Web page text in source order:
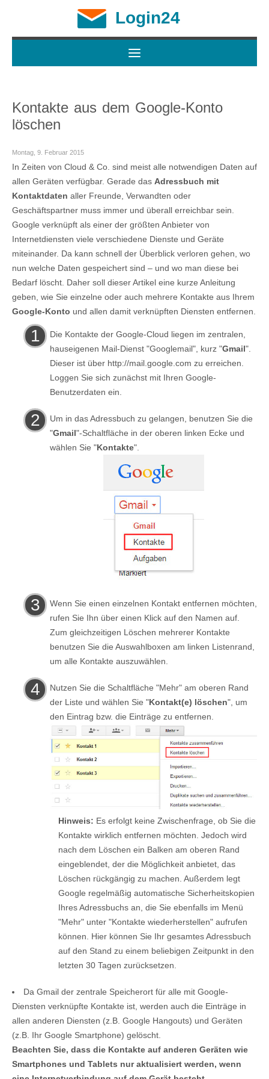
Login24
Kontakte aus dem Google-Konto
löschen
Montag, 9. Februar 2015
In Zeiten von Cloud & Co. sind meist alle notwendigen Daten auf
allen Geräten verfügbar. Gerade das Adressbuch mit
Kontaktdaten aller Freunde, Verwandten oder
Geschäftspartner muss immer und überall erreichbar sein.
Google verknüpft als einer der größten Anbieter von
Internetdiensten viele verschiedene Dienste und Geräte
miteinander. Da kann schnell der Überblick verloren gehen, wo
nun welche Daten gespeichert sind – und wo man diese bei
Bedarf löscht. Daher soll dieser Artikel eine kurze Anleitung
geben, wie Sie einzelne oder auch mehrere Kontakte aus Ihrem
Google-Konto und allen damit verknüpften Diensten entfernen.
Die Kontakte der Google-Cloud liegen im zentralen,
hauseigenen Mail-Dienst "Googlemail", kurz "Gmail".
Dieser ist über http://mail.google.com zu erreichen.
Loggen Sie sich zunächst mit Ihren Google-
Benutzerdaten ein.
Um in das Adressbuch zu gelangen, benutzen Sie die
"Gmail"-Schaltfläche in der oberen linken Ecke und
wählen Sie "Kontakte".
Wenn Sie einen einzelnen Kontakt entfernen möchten,
rufen Sie Ihn über einen Klick auf den Namen auf.
Zum gleichzeitigen Löschen mehrerer Kontakte
benutzen Sie die Auswahlboxen am linken Listenrand,
um alle Kontakte auszuwählen.
Nutzen Sie die Schaltfläche "Mehr" am oberen Rand
der Liste und wählen Sie "Kontakt(e) löschen", um
den Eintrag bzw. die Einträge zu entfernen.
Hinweis: Es erfolgt keine Zwischenfrage, ob Sie die
Kontakte wirklich entfernen möchten. Jedoch wird
nach dem Löschen ein Balken am oberen Rand
eingeblendet, der die Möglichkeit anbietet, das
Löschen rückgängig zu machen. Außerdem legt
Google regelmäßig automatische Sicherheitskopien
Ihres Adressbuchs an, die Sie ebenfalls im Menü
"Mehr" unter "Kontakte wiederherstellen" aufrufen
können. Hier können Sie Ihr gesamtes Adressbuch
auf den Stand zu einem beliebigen Zeitpunkt in den
letzten 30 Tagen zurücksetzen.
Da Gmail der zentrale Speicherort für alle mit Google-
Diensten verknüpfte Kontakte ist, werden auch die Einträge in
allen anderen Diensten (z.B. Google Hangouts) und Geräten
(z.B. Ihr Google Smartphone) gelöscht.
Beachten Sie, dass die Kontakte auf anderen Geräten wie
Smartphones und Tablets nur aktualisiert werden, wenn